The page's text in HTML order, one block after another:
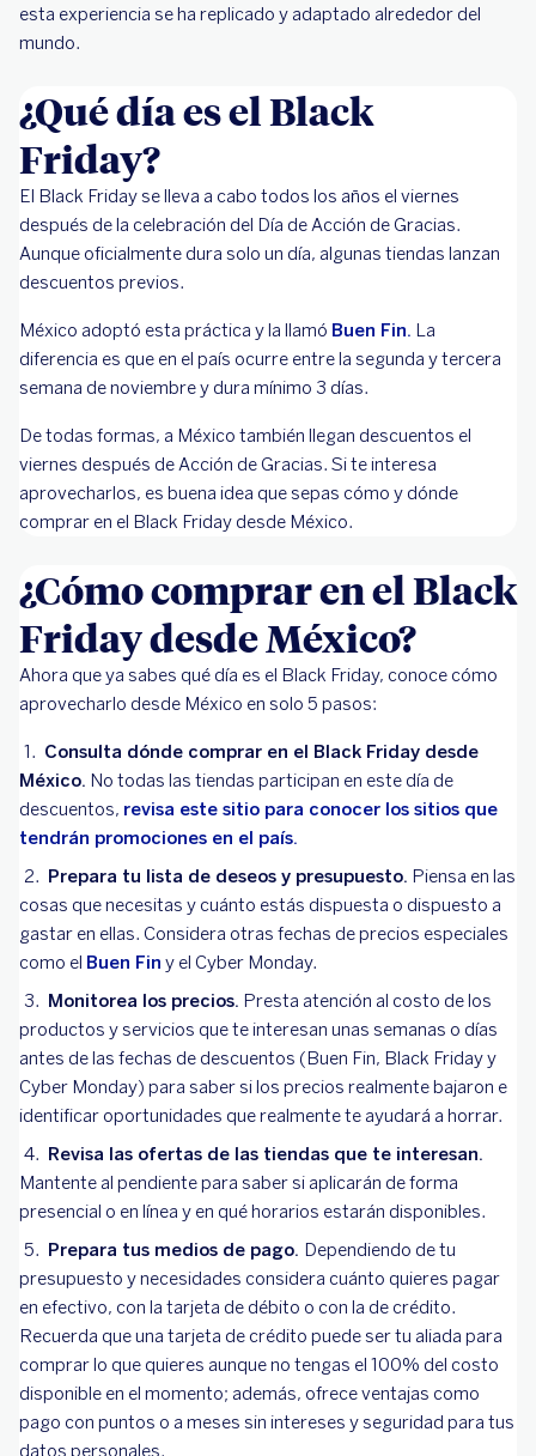
esta experiencia se ha replicado y adaptado alrededor del
mundo.
¿Qué día es el Black
Friday?
El Black Friday se lleva a cabo todos los años el viernes
después de la celebración del Día de Acción de Gracias.
Aunque oficialmente dura solo un día, algunas tiendas lanzan
descuentos previos.
México adoptó esta práctica y la llamó Buen Fin. La
diferencia es que en el país ocurre entre la segunda y tercera
semana de noviembre y dura mínimo 3 días.
De todas formas, a México también llegan descuentos el
viernes después de Acción de Gracias. Si te interesa
aprovecharlos, es buena idea que sepas cómo y dónde
comprar en el Black Friday desde México.
¿Cómo comprar en el Black
Friday desde México?
Ahora que ya sabes qué día es el Black Friday, conoce cómo
aprovecharlo desde México en solo 5 pasos:
Consulta dónde comprar en el Black Friday desde
México. No todas las tiendas participan en este día de
descuentos, revisa este sitio para conocer los sitios que
tendrán promociones en el país.
Prepara tu lista de deseos y presupuesto. Piensa en las
cosas que necesitas y cuánto estás dispuesta o dispuesto a
gastar en ellas. Considera otras fechas de precios especiales
como el Buen Fin y el Cyber Monday.
Monitorea los precios. Presta atención al costo de los
productos y servicios que te interesan unas semanas o días
antes de las fechas de descuentos (Buen Fin, Black Friday y
Cyber Monday) para saber si los precios realmente bajaron e
identificar oportunidades que realmente te ayudará a horrar.
Revisa las ofertas de las tiendas que te interesan.
Mantente al pendiente para saber si aplicarán de forma
presencial o en línea y en qué horarios estarán disponibles.
Prepara tus medios de pago. Dependiendo de tu
presupuesto y necesidades considera cuánto quieres pagar
en efectivo, con la tarjeta de débito o con la de crédito.
Recuerda que una tarjeta de crédito puede ser tu aliada para
comprar lo que quieres aunque no tengas el 100% del costo
disponible en el momento; además, ofrece ventajas como
pago con puntos o a meses sin intereses y seguridad para tus
datos personales.